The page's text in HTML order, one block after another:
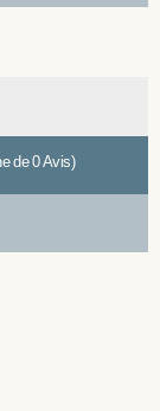
de 0 Avis)